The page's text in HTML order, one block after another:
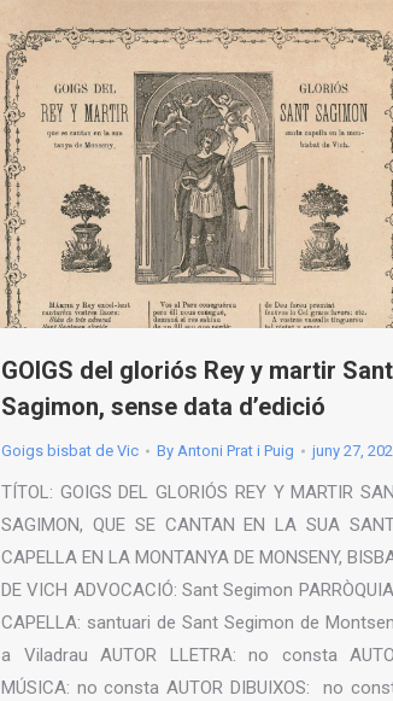
GOIGS del gloriós Rey y martir Sant
Sagimon, sense data d’edició
Goigs bisbat de Vic By Antoni Prat i Puig juny 27,
TÍTOL: GOIGS DEL GLORIÓS REY Y MARTIR
SAGIMON, QUE SE CANTAN EN LA SUA
CAPELLA EN LA MONTANYA DE MONSENY,
DE VICH ADVOCACIÓ: Sant Segimon
CAPELLA: santuari de Sant Segimon de
a Viladrau AUTOR LLETRA: no consta
MÚSICA: no consta AUTOR DIBUIXOS: no